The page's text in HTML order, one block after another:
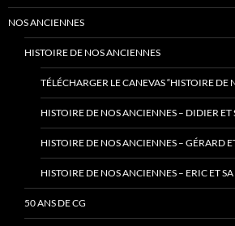
NOS ANCIENNES
HISTOIRE DE NOS ANCIENNES
TÉLÉCHARGER LE CANEVAS “HISTOIRE DE
HISTOIRE DE NOS ANCIENNES – DIDIER
HISTOIRE DE NOS ANCIENNES – GÉRARD
HISTOIRE DE NOS ANCIENNES – ERIC ET
50 ANS DE CG